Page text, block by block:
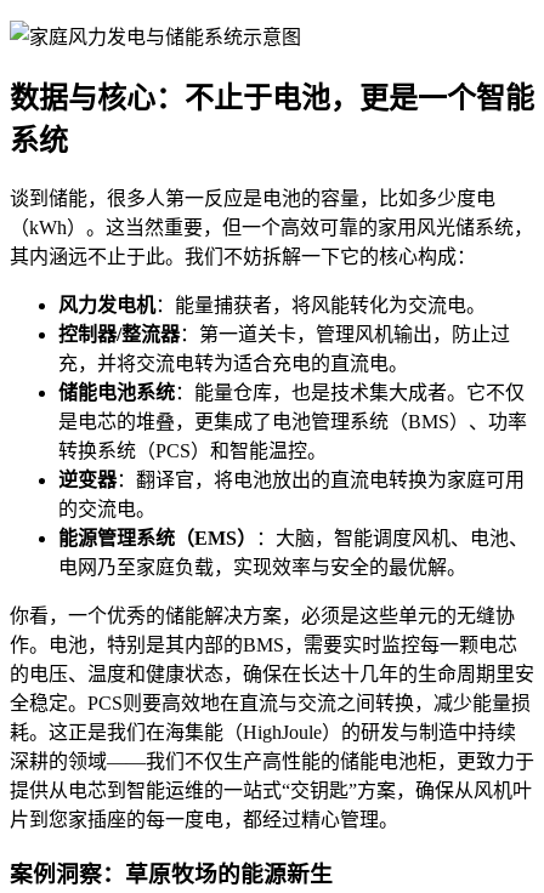
数据与核心：不止于电池，更是一个智能
系统
谈到储能，很多人第一反应是电池的容量，比如多少度电
（kWh）。这当然重要，但一个高效可靠的家用风光储系统，
其内涵远不止于此。我们不妨拆解一下它的核心构成：
风力发电机：能量捕获者，将风能转化为交流电。
控制器/整流器：第一道关卡，管理风机输出，防止过
充，并将交流电转为适合充电的直流电。
储能电池系统：能量仓库，也是技术集大成者。它不仅
是电芯的堆叠，更集成了电池管理系统（BMS）、功率
转换系统（PCS）和智能温控。
逆变器：翻译官，将电池放出的直流电转换为家庭可用
的交流电。
能源管理系统（EMS）
：大脑，智能调度风机、电池、
电网乃至家庭负载，实现效率与安全的最优解。
你看，一个优秀的储能解决方案，必须是这些单元的无缝协
作。电池，特别是其内部的BMS，需要实时监控每一颗电芯
的电压、温度和健康状态，确保在长达十几年的生命周期里安
全稳定。PCS则要高效地在直流与交流之间转换，减少能量损
耗。这正是我们在海集能（HighJoule）的研发与制造中持续
深耕的领域——我们不仅生产高性能的储能电池柜，更致力于
提供从电芯到智能运维的一站式“交钥匙”方案，确保从风机叶
片到您家插座的每一度电，都经过精心管理。
案例洞察：草原牧场的能源新生